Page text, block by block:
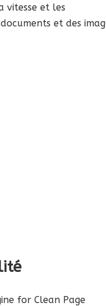
vitesse et les
et des
for Clean Page